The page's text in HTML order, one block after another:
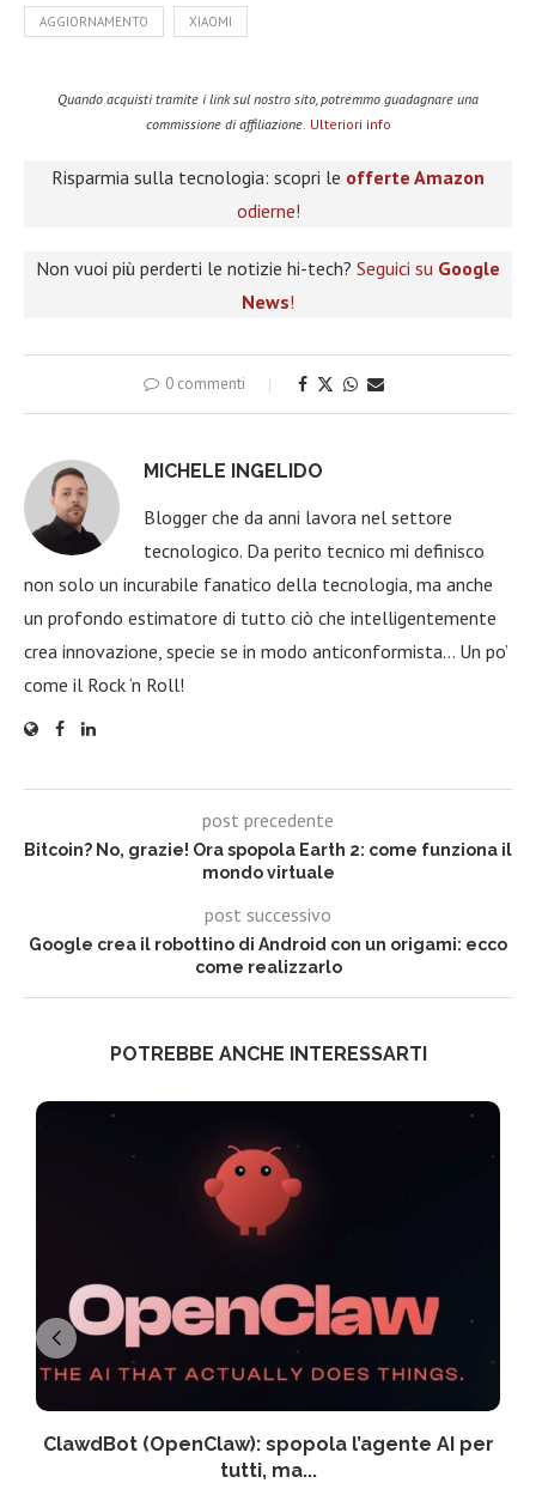
AGGIORNAMENTO XIAOMI
Quando acquisti tramite i link sul nostro sito, potremmo guadagnare una
commissione di affiliazione. Ulteriori info
Risparmia sulla tecnologia: scopri le offerte Amazon
odierne!
Non vuoi più perderti le notizie hi-tech? Seguici su Google
News!
0 commenti
MICHELE INGELIDO
Blogger che da anni lavora nel settore
tecnologico. Da perito tecnico mi definisco
non solo un incurabile fanatico della tecnologia, ma anche
un profondo estimatore di tutto ciò che intelligentemente
crea innovazione, specie se in modo anticonformista… Un po’
come il Rock ‘n Roll!
post precedente
Bitcoin? No, grazie! Ora spopola Earth 2: come funziona il
mondo virtuale
post successivo
Google crea il robottino di Android con un origami: ecco
come realizzarlo
POTREBBE ANCHE INTERESSARTI
ClawdBot (OpenClaw): spopola l’agente AI per
tutti, ma...